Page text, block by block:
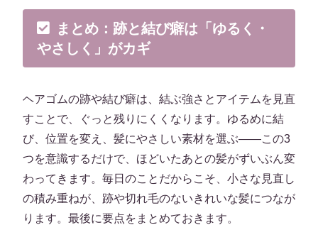
まとめ：跡と結び癖は「ゆるく・
やさしく」がカギ
ヘアゴムの跡や結び癖は、結ぶ強さとアイテムを見直
すことで、ぐっと残りにくくなります。ゆるめに結
び、位置を変え、髪にやさしい素材を選ぶ——この3
つを意識するだけで、ほどいたあとの髪がずいぶん変
わってきます。毎日のことだからこそ、小さな見直し
の積み重ねが、跡や切れ毛のないきれいな髪につなが
ります。最後に要点をまとめておきます。